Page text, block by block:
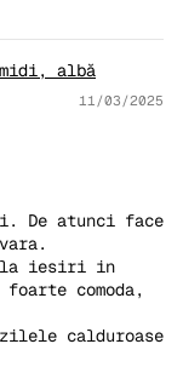
midi, albă
11/03/2025
De atunci face
la iesiri in
comoda,
calduroase